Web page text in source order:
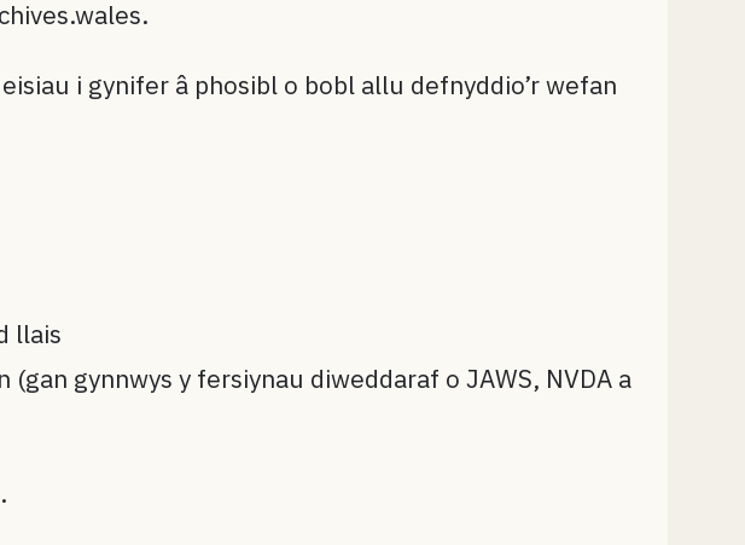
i gynifer â phosibl o bobl allu defnyddio’r wefan
llais
gynnwys y fersiynau diweddaraf o JAWS, NVDA a